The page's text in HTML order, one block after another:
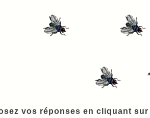
vos réponses en cliquant